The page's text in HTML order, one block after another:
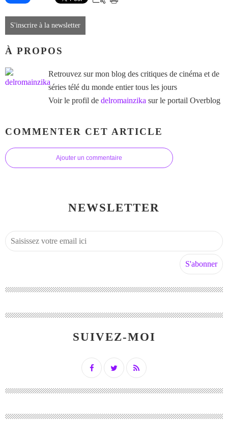
S'inscrire à la newsletter
À PROPOS
Retrouvez sur mon blog des critiques de cinéma et de
séries télé du monde entier tous les jours
Voir le profil de delromainzika sur le portail Overblog
COMMENTER CET ARTICLE
Ajouter un commentaire
NEWSLETTER
SUIVEZ-MOI